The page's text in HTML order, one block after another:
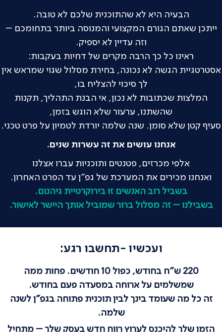
הבעיה היא לא שהתוכנית שלכם לא טובה.
ייתכן שאתם הגורם המקצועי והמנוסה ביותר בתחומכם –
וזה עדיין לא יספיק.
ראינו כל כך הרבה מקרים של דחיות בעקבות:
אסטרטגיית הגשה לא נכונה, בחירת מסלול שגוי שמראש אין
לך סיכוי להצליח בו,
המלצות שכתובות לא נכון, אי הבנת התהליך, תקנות
שהשתנו, ערעור שלא הוגש בזמן,
סעיף קטן שלא סומן. שנה שלמה יורדת לטמיון על פרט טכני.
אנחנו עושים את זה עשרות שנים.
אלפי מכרזים, פטנטים ותוכניות עברו אצלנו
ואנחנו מכירים את המערכת של גפ"ן עד הפרט האחרון.
בשביל רוב האנשים זו בירוקרטיית גיהנום.
בשבילנו – זה מסלול ברור שמוביל אותך היישר לאישור.
ועכשיו -תחשבו רגע:
220 ש"ח בחודש, כפול 10 חודשים. פחות ממה
שמשלמים על ארוחה במסעדה פעם בחודש.
זה כל מה שעומד בינך לבין תוכנית פתוחה בגפ"ן לשנה
שלמה.
הזמן שלך להיכנס לערוץ רווח חדש בעסק שלך – מתחיל